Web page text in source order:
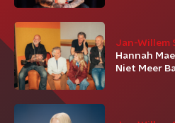
Jan-Willem
Hannah
Niet Meer